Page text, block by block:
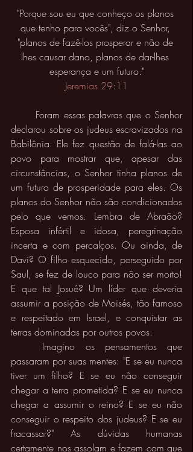
"Porque sou eu que conheço os planos
que tenho para vocês", diz o Senhor,
"planos de fazê-los prosperar e não de
lhes causar dano, planos de dar-lhes
esperança e um futuro."
Jeremias 29:11
declarou sobre os judeus escravizados na
Babilônia. Ele fez questão de falá-las ao
povo para mostrar que, apesar das
circunstâncias, o Senhor tinha planos de
um futuro de prosperidade para eles. Os
planos do Senhor não são condicionados
pelo que vemos. Lembra de Abraão?
Esposa infértil e idosa, peregrinação
incerta e com percalços. Ou ainda, de
Davi? O filho esquecido, perseguido por
Saul, se fez de louco para não ser morto!
E que tal Josué? Um líder que deveria
assumir a posição de Moisés, tão famoso
e respeitado em Israel, e conquistar as
terras dominadas por outros povos.
passaram por suas mentes: "E se eu nunca
tiver um filho? E se eu não conseguir
chegar a terra prometida? E se eu nunca
chegar a assumir o reino? E se eu não
conseguir o respeito dos judeus? E se eu
fracassar?" As dúvidas humanas
certamente nos assolam e fazem com que